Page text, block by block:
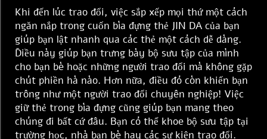
Khi đến lúc trao đổi, việc sắp xếp mọi thứ một cách
ngăn nắp trong cuốn bìa đựng thẻ JIN DA của bạn
giúp bạn lật nhanh qua các thẻ một cách dễ dàng.
Điều này giúp bạn trưng bày bộ sưu tập của mình
cho bạn bè hoặc những người trao đổi mà không gặp
chút phiền hà nào. Hơn nữa, điều đó còn khiến bạn
trông như một người trao đổi chuyên nghiệp! Việc
giữ thẻ trong bìa đựng cũng giúp bạn mang theo
chúng đi bất cứ đâu. Bạn có thể khoe bộ sưu tập tại
trường học, nhà bạn bè hay các sự kiện trao đổi.